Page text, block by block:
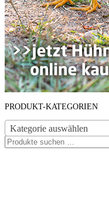
PRODUKT-KATEGORIEN
Kategorie auswählen
Suchen
nach …